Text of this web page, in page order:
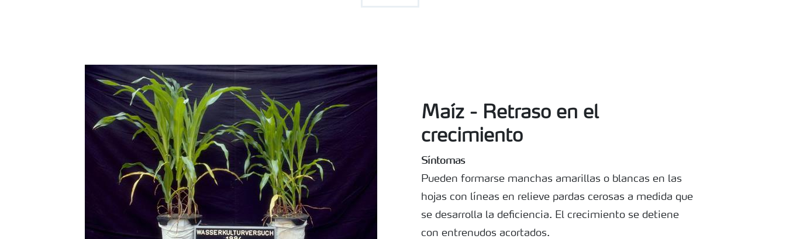
Maíz - Retraso en el
crecimiento
Síntomas
Pueden formarse manchas amarillas o blancas en las
hojas con líneas en relieve pardas cerosas a medida que
se desarrolla la deficiencia. El crecimiento se detiene
con entrenudos acortados.